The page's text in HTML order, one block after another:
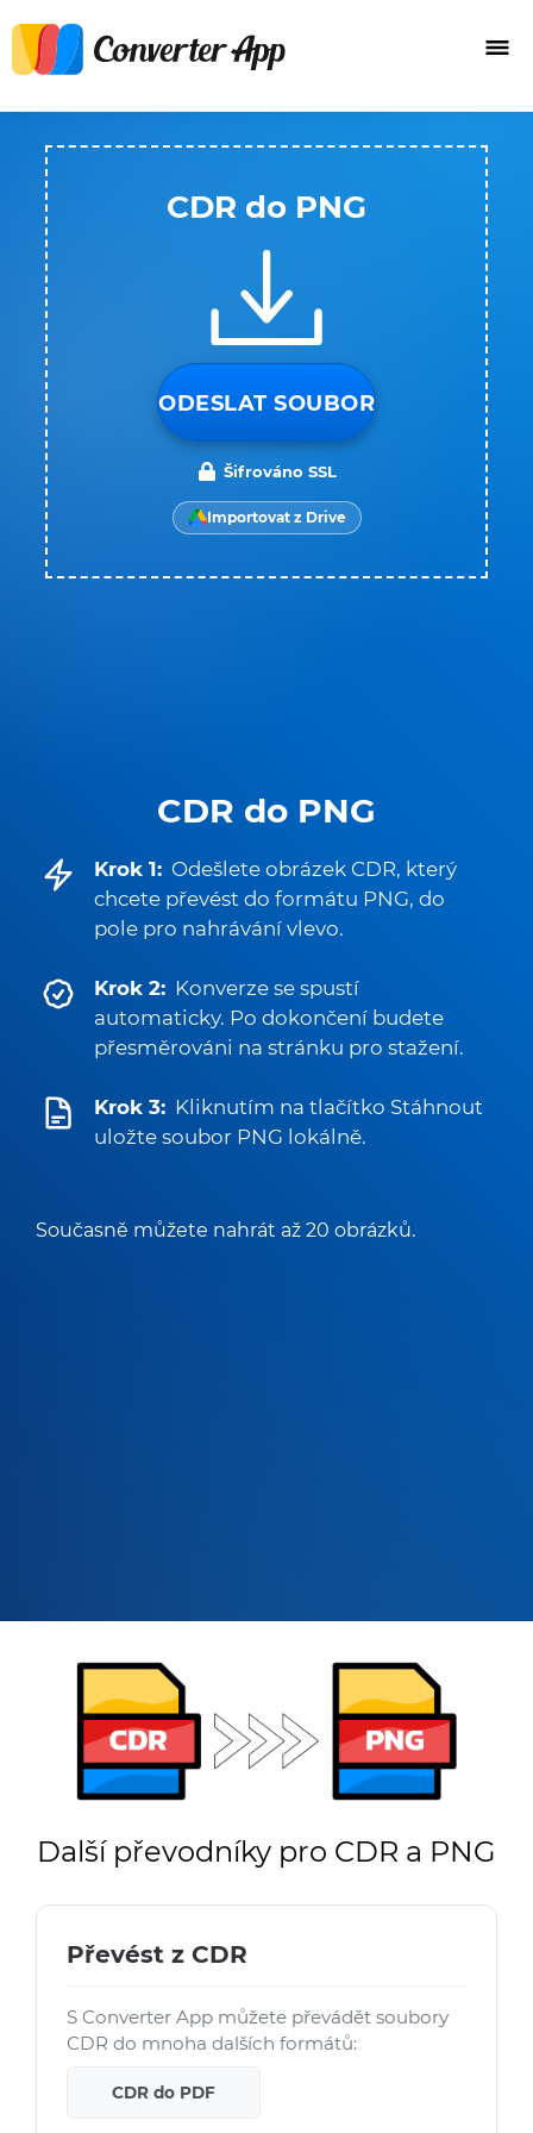
CDR do PNG
Krok 1: Odešlete obrázek CDR, který
chcete převést do formátu PNG, do
pole pro nahrávání vlevo.
Krok 2: Konverze se spustí
automaticky. Po dokončení budete
přesměrováni na stránku pro stažení.
Krok 3: Kliknutím na tlačítko Stáhnout
uložte soubor PNG lokálně.
Současně můžete nahrát až 20 obrázků.
CDR do PNG
ODESLAT SOUBOR
Šifrováno SSL
Importovat z Drive
Další převodníky pro CDR a PNG
Převést z CDR
S Converter App můžete převádět soubory
CDR do mnoha dalších formátů:
CDR do PDF